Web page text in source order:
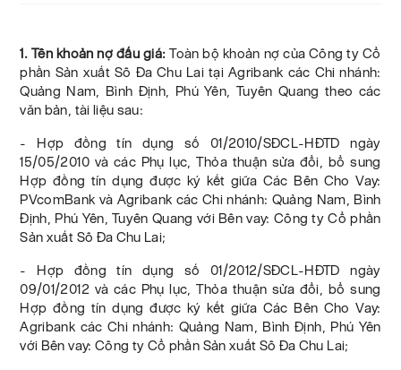
1. Tên khoản nợ đấu giá:Toàn bộ khoản nợ của Công ty Cổ
phần Sản xuất Sô Đa Chu Lai tại Agribank các Chi nhánh:
Quảng Nam, Bình Định, Phú Yên, Tuyên Quang theo các
văn bản, tài liệu sau:
- Hợp đồng tín dụng số 01/2010/SĐCL-HĐTD ngày
15/05/2010 và các Phụ lục, Thỏa thuận sửa đổi, bổ sung
Hợp đồng tín dụng được ký kết giữa Các Bên Cho Vay:
PVcomBank và Agribank các Chi nhánh: Quảng Nam, Bình
Định, Phú Yên, Tuyên Quang với Bên vay: Công ty Cổ phần
Sản xuất Sô Đa Chu Lai;
- Hợp đồng tín dụng số 01/2012/SĐCL-HĐTD ngày
09/01/2012 và các Phụ lục, Thỏa thuận sửa đổi, bổ sung
Hợp đồng tín dụng được ký kết giữa Các Bên Cho Vay:
Agribank các Chi nhánh: Quảng Nam, Bình Định, Phú Yên
với Bên vay: Công ty Cổ phần Sản xuất Sô Đa Chu Lai;